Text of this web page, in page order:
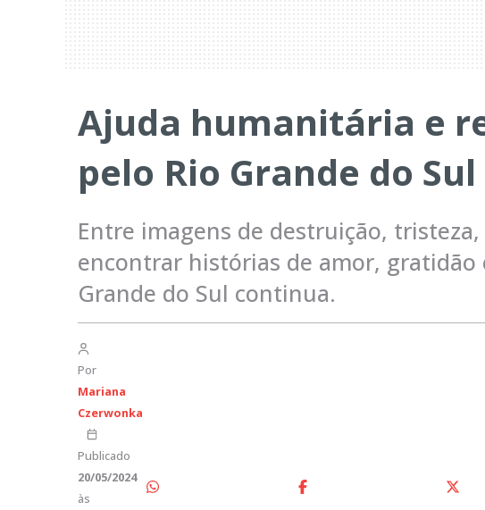
Ajuda humanitária e
pelo Rio Grande do Sul
Entre imagens de destruição,
encontrar histórias de amor, gratidão
Grande do Sul continua.
Por
Mariana
Czerwonka
Publicado
20/05/2024
às